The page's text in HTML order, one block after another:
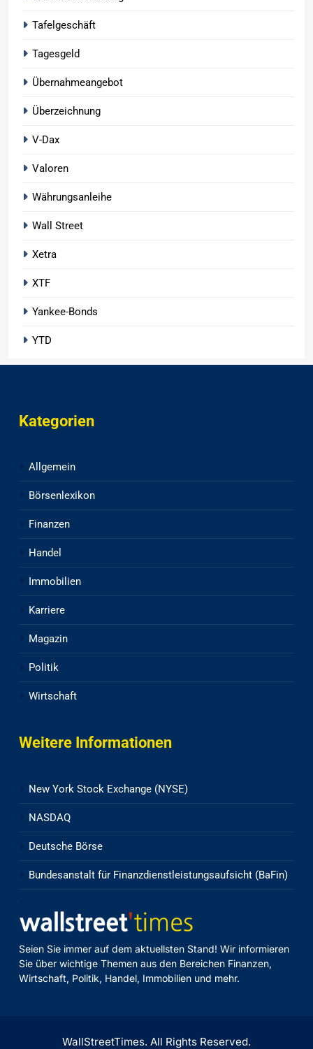
Tafelgeschäft
Tagesgeld
Übernahmeangebot
Überzeichnung
V-Dax
Valoren
Währungsanleihe
Wall Street
Xetra
XTF
Yankee-Bonds
YTD
Kategorien
Allgemein
Börsenlexikon
Finanzen
Handel
Immobilien
Karriere
Magazin
Politik
Wirtschaft
Weitere Informationen
New York Stock Exchange (NYSE)
NASDAQ
Deutsche Börse
Bundesanstalt für Finanzdienstleistungsaufsicht (BaFin)
Seien Sie immer auf dem aktuellsten Stand! Wir informieren
Sie über wichtige Themen aus den Bereichen Finanzen,
Wirtschaft, Politik, Handel, Immobilien und mehr.
WallStreetTimes. All Rights Reserved.